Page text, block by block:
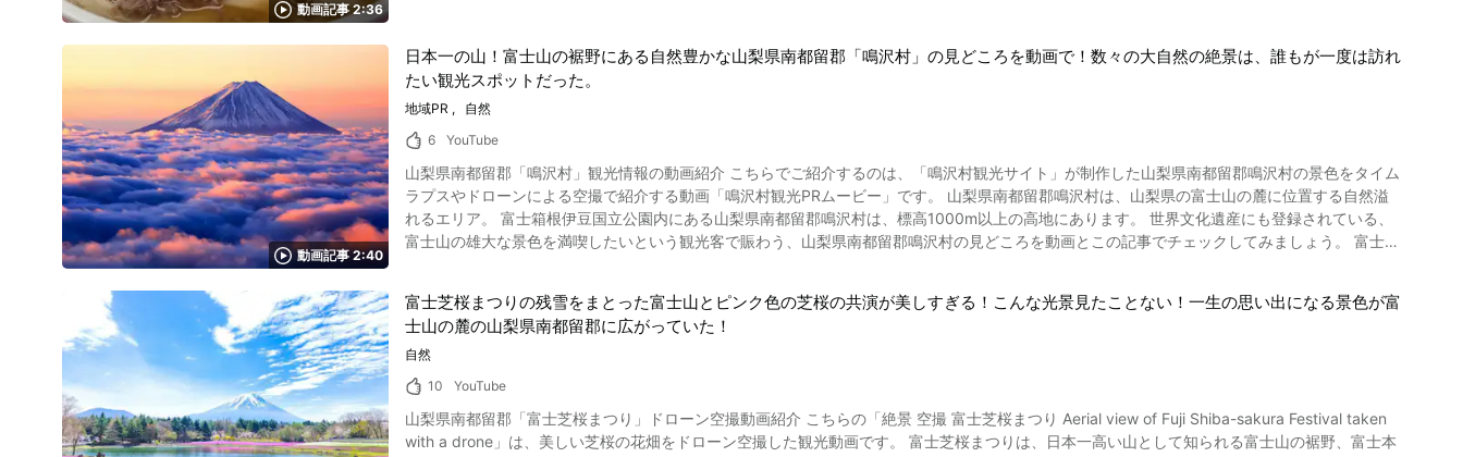
https://www.tripadvisor.jp/Tourism-g1021450-Uenohara_Yamanashi_Prefecture_Koshinetsu_Chubu-Vacations.html
おかしなやり取りを繰り広げますので人気アトラクションと共にぜひお楽しみください。 富士急ハイランドの絶叫＆絶景アトラクション紹介まと
め 写真：ジェットコースター 「絶叫戦隊ハイランダー」のコミカルなガイドで、絶叫アトラクションの凄さを紹介した動画はいかがでしたか？
富士急ハイランドには、他にも大型コースター「ええじゃないか」や大型回転ブランコ「鉄骨番長」、ウォーターアトラクション「クール・ジャ
ッパーン」、ライド「テンテコマイ」「富士飛行社」、お化け屋敷「絶叫・戦慄迷宮～収容病棟編～」、「マッド・マウス」「トンデミーナ」な
どのアトラクションがあります。 スターバックスをはじめとした、フードレストランやカフェも充実しているのでランチなどで是非ご利用くださ
金は、入園料無料で、各アトラクションにチケットが必要です。 絶叫アトラクションに4回以上乗車するならフリーパスがおすすめです。 またチ
ケットは公式ホームページで事前購入が可能です。 ◆富士急ハイランド 施設概要紹介◆ 【住所】〒403-0017 山梨県富士吉田市新西原5-6-1
【交通アクセス】中央自動車道大月JCT経由、河口湖I.Cをおりてすぐ 【入園料金】入場料 無料。アトラクションには別途料金がかかります。
【営業時間】9:00～17:00(時期により異なる) 【休園日】不定休 【駐車場】有り 【電話番号】0555-23-2111 【公式ホームページ】富士急ハイ
Reviews-Fuji_Q_Highland-Fujiyoshida_Yamanashi_Prefecture_Koshinetsu_Chubu.html
動画記事 2:36
動画記事 2:40
日本一の山！富士山の裾野にある自然豊かな山梨県南都留郡「鳴沢村」の見どころを動画で！数々の大自然の絶景は、誰もが一度は訪れ
たい観光スポットだった。
地域PR
自然
6
YouTube
山梨県南都留郡「鳴沢村」観光情報の動画紹介 こちらでご紹介するのは、「鳴沢村観光サイト」が制作した山梨県南都留郡鳴沢村の景色をタイム
ラプスやドローンによる空撮で紹介する動画「鳴沢村観光PRムービー」です。 山梨県南都留郡鳴沢村は、山梨県の富士山の麓に位置する自然溢
れるエリア。 富士箱根伊豆国立公園内にある山梨県南都留郡鳴沢村は、標高1000m以上の高地にあります。 世界文化遺産にも登録されている、
富士山の雄大な景色を満喫したいという観光客で賑わう、山梨県南都留郡鳴沢村の見どころを動画とこの記事でチェックしてみましょう。 富士山
山ルートの1つである奥庭、御庭、御中道ルートを歩いて、日本らしい自然の魅力を感じるのもおすすめです。 山梨県鳴沢村で、富士山の雄大な
自然風景を堪能しよう 写真：パール富士 季節や時間帯によって、さまざまな姿を見せてくれる富士山は、絶好のインスタ映えスポットです。 そ
の中でも、動画の0:31から紹介されている富士山に後光が差して、裾野に富士山のシルエットの影が、雲海や下界に浮かび上がる影富士は、山頂
近くからしか見ることのできない貴重な景勝。 また、動画の0:37からご覧になれる富士山の上に満月が乗ったように見えるパール富士も、天気
や気候条件が合わなければ見られない絶景です。 雄大な自然を堪能できるのが富士登山の魅力。 富士五合目で最高の星空を見たり、春の気温が
暖かくなる季節には、通玄寺の桜の景観を楽しんだり、秋に紅葉台周辺へ出かけたり、村内風景を堪能したり、富士山の観光を楽しんでみましょ
う。 山梨県鳴沢村でアクティビティやグルメを楽しむには？ 写真：かぼちゃのほうとう 自然あふれる山梨県南都留郡鳴沢村では、アクティビテ
富士芝桜まつりの残雪をまとった富士山とピンク色の芝桜の共演が美しすぎる！こんな光景見たことない！一生の思い出になる景色が富
士山の麓の山梨県南都留郡に広がっていた！
自然
10
YouTube
山梨県南都留郡「富士芝桜まつり」ドローン空撮動画紹介 こちらの「絶景 空撮 富士芝桜まつり Aerial view of Fuji Shiba-sakura Festival taken
with a drone」は、美しい芝桜の花畑をドローン空撮した観光動画です。 富士芝桜まつりは、日本一高い山として知られる富士山の裾野、富士本